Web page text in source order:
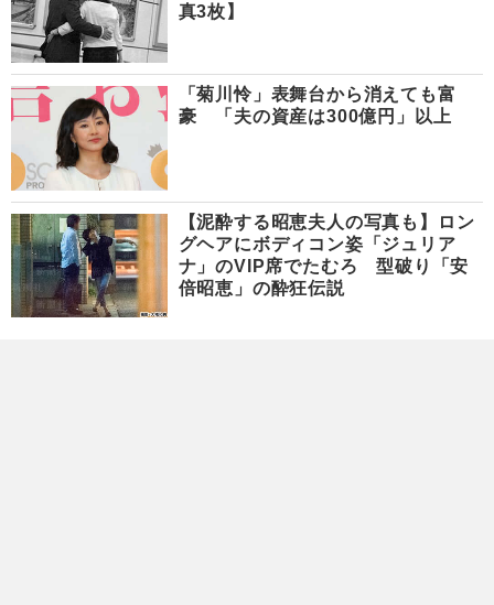
真3枚】
「菊川怜」表舞台から消えても富
豪 「夫の資産は300億円」以上
【泥酔する昭恵夫人の写真も】ロン
グヘアにボディコン姿「ジュリア
ナ」のVIP席でたむろ 型破り「安
倍昭恵」の酔狂伝説